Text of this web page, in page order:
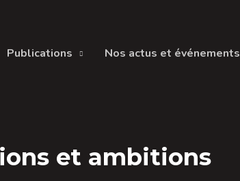
Publications Nos actus et événements
et ambitions